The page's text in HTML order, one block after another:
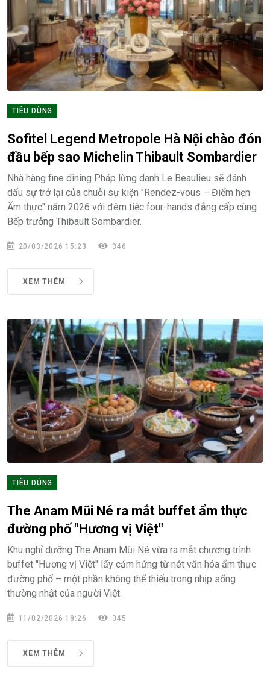
TIÊU DÙNG
Sofitel Legend Metropole Hà Nội chào đón
đầu bếp sao Michelin Thibault Sombardier
Nhà hàng fine dining Pháp lừng danh Le Beaulieu sẽ đánh
dấu sự trở lại của chuỗi sự kiện "Rendez-vous – Điểm hẹn
Ẩm thực" năm 2026 với đêm tiệc four-hands đẳng cấp cùng
Bếp trưởng Thibault Sombardier.
20/03/2026 15:23 346
XEM THÊM
TIÊU DÙNG
The Anam Mũi Né ra mắt buffet ẩm thực
đường phố "Hương vị Việt"
Khu nghỉ dưỡng The Anam Mũi Né vừa ra mắt chương trình
buffet "Hương vị Việt" lấy cảm hứng từ nét văn hóa ẩm thực
đường phố – một phần không thể thiếu trong nhịp sống
thường nhật của người Việt.
11/02/2026 18:26 345
XEM THÊM